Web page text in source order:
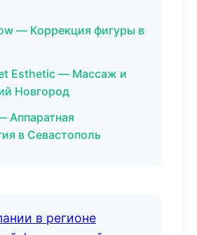
— Коррекция фигуры в
Esthetic — Массаж и
Новгород
Аппаратная
в Севастополь
в регионе